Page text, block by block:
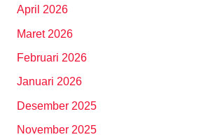
April 2026
Maret 2026
Februari 2026
Januari 2026
Desember 2025
November 2025